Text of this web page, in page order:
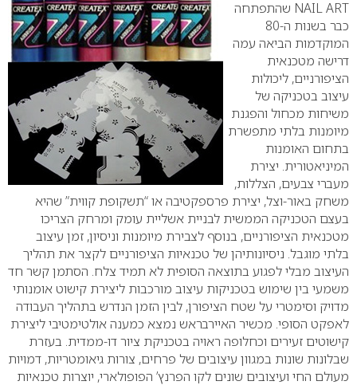
NAIL ART שהתפתחה
כבר בשנות ה-80
המוקדמות הביאה עמה
דרישה מטכנאית
הציפורניים, ליכולות
עיצוב בטכניקה של
משיחות מכחול והפגנת
מיומנות בלתי מתפשרת
בתחום האומנות
המיניאטורית. יצירת
מעברי צבעים, הצללות,
משחק באור-וצל, יצירת פרספקטיבה או “תשקופת קווית” שהיא
בעצם הטכניקה הממשית לבניית אשליית עומק ומרחק הצריכו
מטכנאית הציפורניים, בנוסף לצבירת מיומנות וניסיון, זמן עיצוב
בלתי מוגבל. ניסיונותיהן של טכנאיות הציפורניים לקצר את תהליך
העיצוב מבלי לפגוע בתוצאה הסופית לא תמיד צלח. הסתמן קשר חד
משמעי בין שימוש בטכניקות עיצוב מורכבות ליצירת קישוט אומנותי
מדויק וסימטרי על שטח הציפורן, לבין הזמן הנדרש בתהליך העבודה
לאפקט הסופי. מכשיר האיירבראש נמצא כמענה אולטימטיבי ליצירת
קישוטים זעירים וכחלופה ראויה בטכניקת ציור דו-ממדית. בעזרת
שבלונות שונות במגוון עיצובים של פרחים, צורות גיאומטריות, דמויות
מעולם החי ועיצובים שונים לקו הפרנץ’ הפופולארי, יוצרות טכנאיות